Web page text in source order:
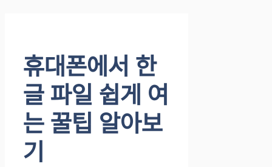
휴대폰에서 한
글 파일 쉽게 여
는 꿀팁 알아보
기